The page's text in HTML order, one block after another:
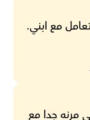
مع ابني.